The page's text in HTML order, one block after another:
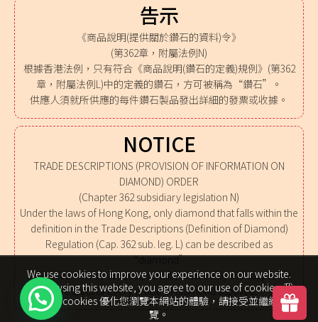
告示
《商品說明(提供關於鑽石的資料)令》
(第362章，附屬法例N)
根據香港法例，只有符合《商品說明(鑽石的定義)規例》(第362
章，附屬法例L)中的定義的鑽石，方可被稱為“鑽石”。
供應人須就所供應的每件鑽石製品發出詳細的發票或收據。
NOTICE
TRADE DESCRIPTIONS (PROVISION OF INFORMATION ON
DIAMOND) ORDER
(Chapter 362 subsidiary legislation N)
Under the laws of Hong Kong, only diamond that falls within the
definition in the Trade Descriptions (Definition of Diamond)
Regulation (Cap. 362 sub. leg. L) can be described as
“diamond”.
A detailed invoice or receipt shall be issued by the supplier in
respect of every article of diamond supplied.
We use cookies to improve your experience on our website.
By browsing this website, you agree to our use of cookies. 我
們使用 cookies 優化您瀏覽本網站的體驗，請接受並繼續瀏
覽。